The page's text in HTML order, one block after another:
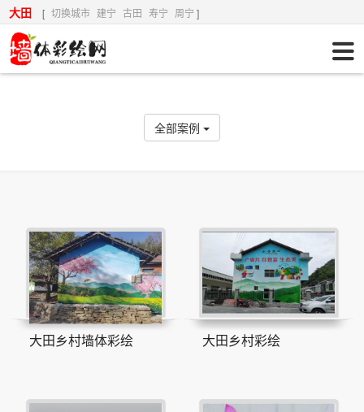
大田 [ 切换城市 建宁 古田 寿宁 周宁 ]
全部案例
大田乡村墙体彩绘 大田乡村彩绘